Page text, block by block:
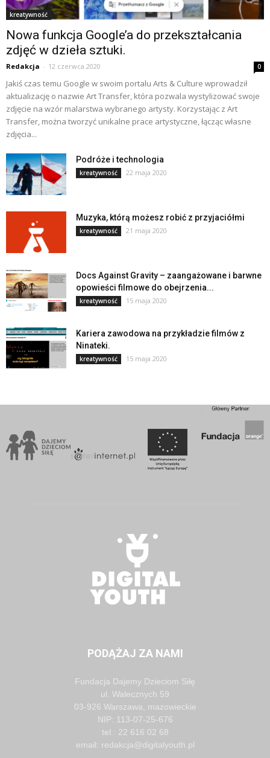
kreatywność
Nowa funkcja Google’a do przekształcania
zdjęć w dzieła sztuki.
Redakcja - 12 czerwca 2020 0
Jakiś czas temu Google w swoim portalu Arts & Culture wprowadził
aktualizację o nazwie Art Transfer, która pozwala wystylizować swoje
zdjęcie na wzór malarstwa wybranego artysty. Korzystając z Art
Transfer, można tworzyć unikalne prace artystyczne, łącząc własne
zdjęcia...
Podróże i technologia
kreatywność 22 maja 2020
Muzyka, którą możesz robić z przyjaciółmi
kreatywność 21 maja 2020
Docs Against Gravity – zaangażowane i barwne
opowieści filmowe do obejrzenia...
kreatywność 15 maja 2020
Kariera zawodowa na przykładzie filmów z
Ninateki.
kreatywność 15 maja 2020
PODĄŻAJ ZA NAMI
Fundacja Dajemy Dzieciom Siłę
ul. Walecznych 59
03-926 Warszawa, mazowieckie
NIP: 113-07-25-676
tel.: 22 616 02 68
email: redakcja@digitalyouth.pl